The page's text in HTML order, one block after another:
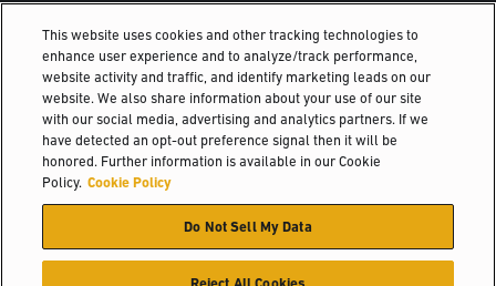
Auch Interessant
Stapler mit Verbrennungsmotor mit Luftreifen
Schwerlast
Schwerlaststapler mit Verbrennungsmotor
©2026 Hyster-Yale Materials Handling, Inc. Alle Rechte vorbehalten.
Datenschutzerklärung
Nutzungsrichtlinie
Nutzungsbedingungen
Richtlinien zur Verwendung von Cookies
This website uses cookies and other tracking technologies to
enhance user experience and to analyze/track performance,
website activity and traffic, and identify marketing leads on our
website. We also share information about your use of our site
with our social media, advertising and analytics partners. If we
have detected an opt-out preference signal then it will be
honored. Further information is available in our Cookie
Policy. Cookie Policy
Do Not Sell My Data